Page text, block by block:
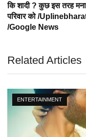
कि शादी ? कुछ इस तरह
परिवार को /
/Google News
Related Articles
ENTERTAINMENT